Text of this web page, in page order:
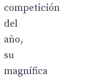
competición
del
año,
su
magnífica